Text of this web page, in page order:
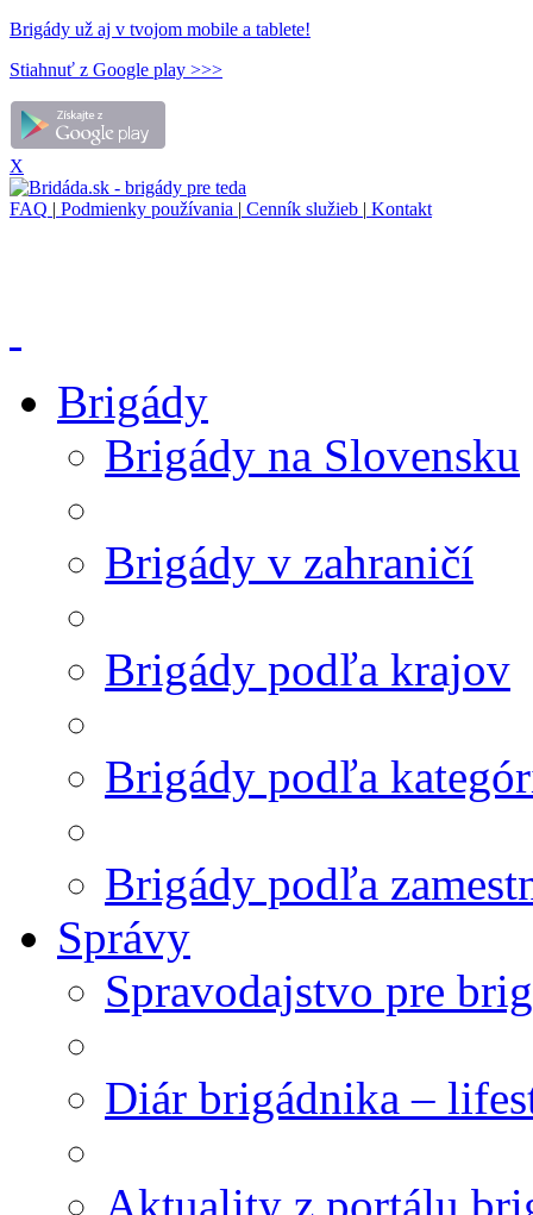
Brigády už aj v tvojom mobile a tablete!
Stiahnuť z Google play >>>
X
FAQ | Podmienky používania | Cenník služieb | Kontakt
Brigády
Brigády na Slovensku
Brigády v zahraničí
Brigády podľa krajov
Brigády podľa
Brigády podľa
Správy
Spravodajstvo pre
Diár brigádnika –